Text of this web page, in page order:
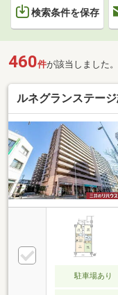
検索条件を保存
460件が該当しました。
ルネグランステージ
駐車場あり